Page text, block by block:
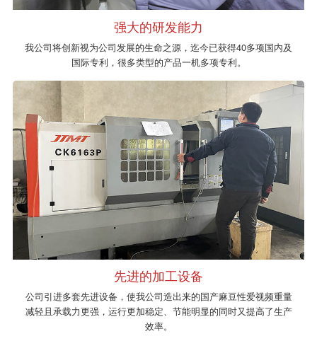
强大的研发能力
我公司将创新视为公司发展的生命之源，迄今已获得40多项国内及
国际专利，很多类型的产品一机多项专利。
先进的加工设备
公司引进多套先进设备，使我公司造出来的国产麻豆性爱视频重量
减轻且承载力更强，运行更加稳定、节能明显的同时又提高了生产
效率。